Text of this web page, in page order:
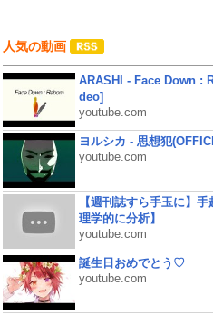
人気の動画
ARASHI - Face Down :
deo]
youtube.com
ヨルシカ - 思想犯
youtube.com
【週刊誌すら手玉に】
理学的に分析】
youtube.com
誕生日おめでとう♡
youtube.com